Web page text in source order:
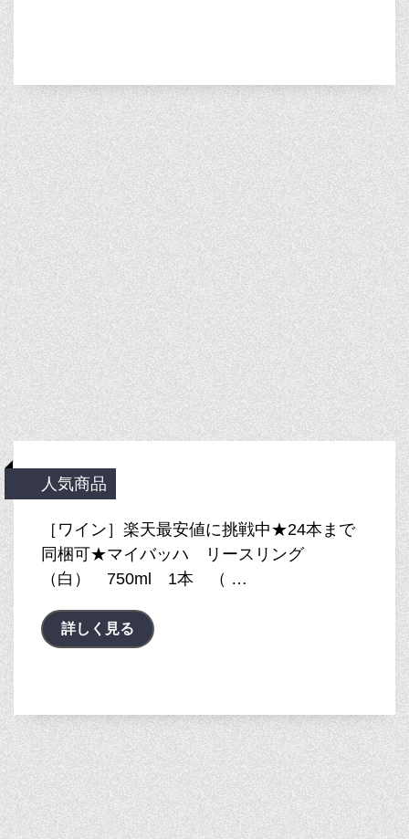
人気商品
［ワイン］楽天最安値に挑戦中★24本まで
同梱可★マイバッハ リースリング
（白） 750ml 1本 （ …
詳しく見る